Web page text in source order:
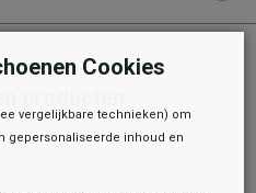
Cookies
vergelijkbare technieken) om
gepersonaliseerde inhoud en